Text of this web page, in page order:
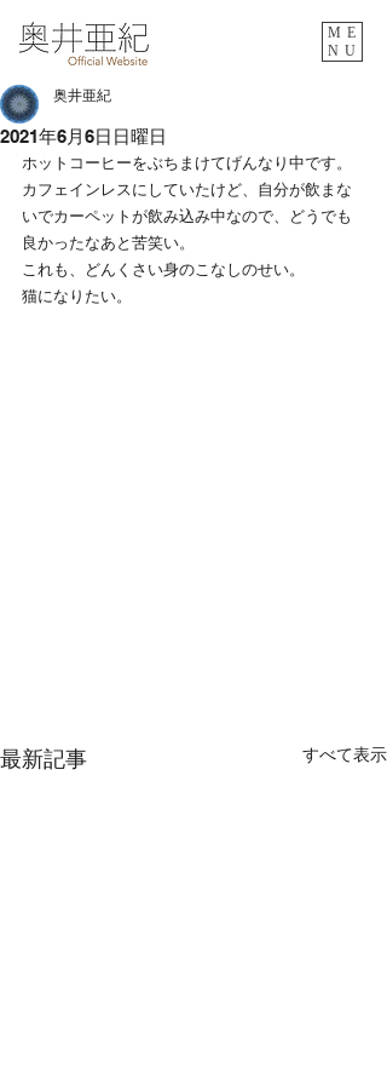
ME
NU
2021年6月6日日曜日
奥井亜紀
ホットコーヒーをぶちまけてげんなり中です。
カフェインレスにしていたけど、自分が飲まな
いでカーペットが飲み込み中なので、どうでも
良かったなあと苦笑い。
これも、どんくさい身のこなしのせい。
猫になりたい。
最新記事 すべて表示